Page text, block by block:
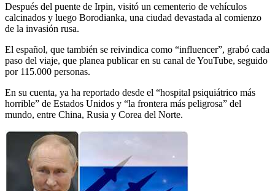
Después del puente de Irpin, visitó un cementerio de vehículos
calcinados y luego Borodianka, una ciudad devastada al comienzo
de la invasión rusa.
El español, que también se reivindica como “influencer”, grabó cada
paso del viaje, que planea publicar en su canal de YouTube, seguido
por 115.000 personas.
En su cuenta, ya ha reportado desde el “hospital psiquiátrico más
horrible” de Estados Unidos y “la frontera más peligrosa” del
mundo, entre China, Rusia y Corea del Norte.